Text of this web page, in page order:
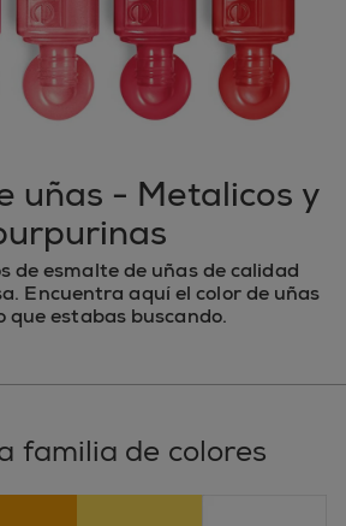
uñas - Metalicos y
de esmalte de uñas de calidad
Encuentra aquí el color de uñas
que estabas buscando.
familia de colores